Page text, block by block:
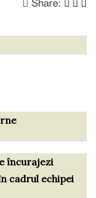
încurajezi
cadrul echipei